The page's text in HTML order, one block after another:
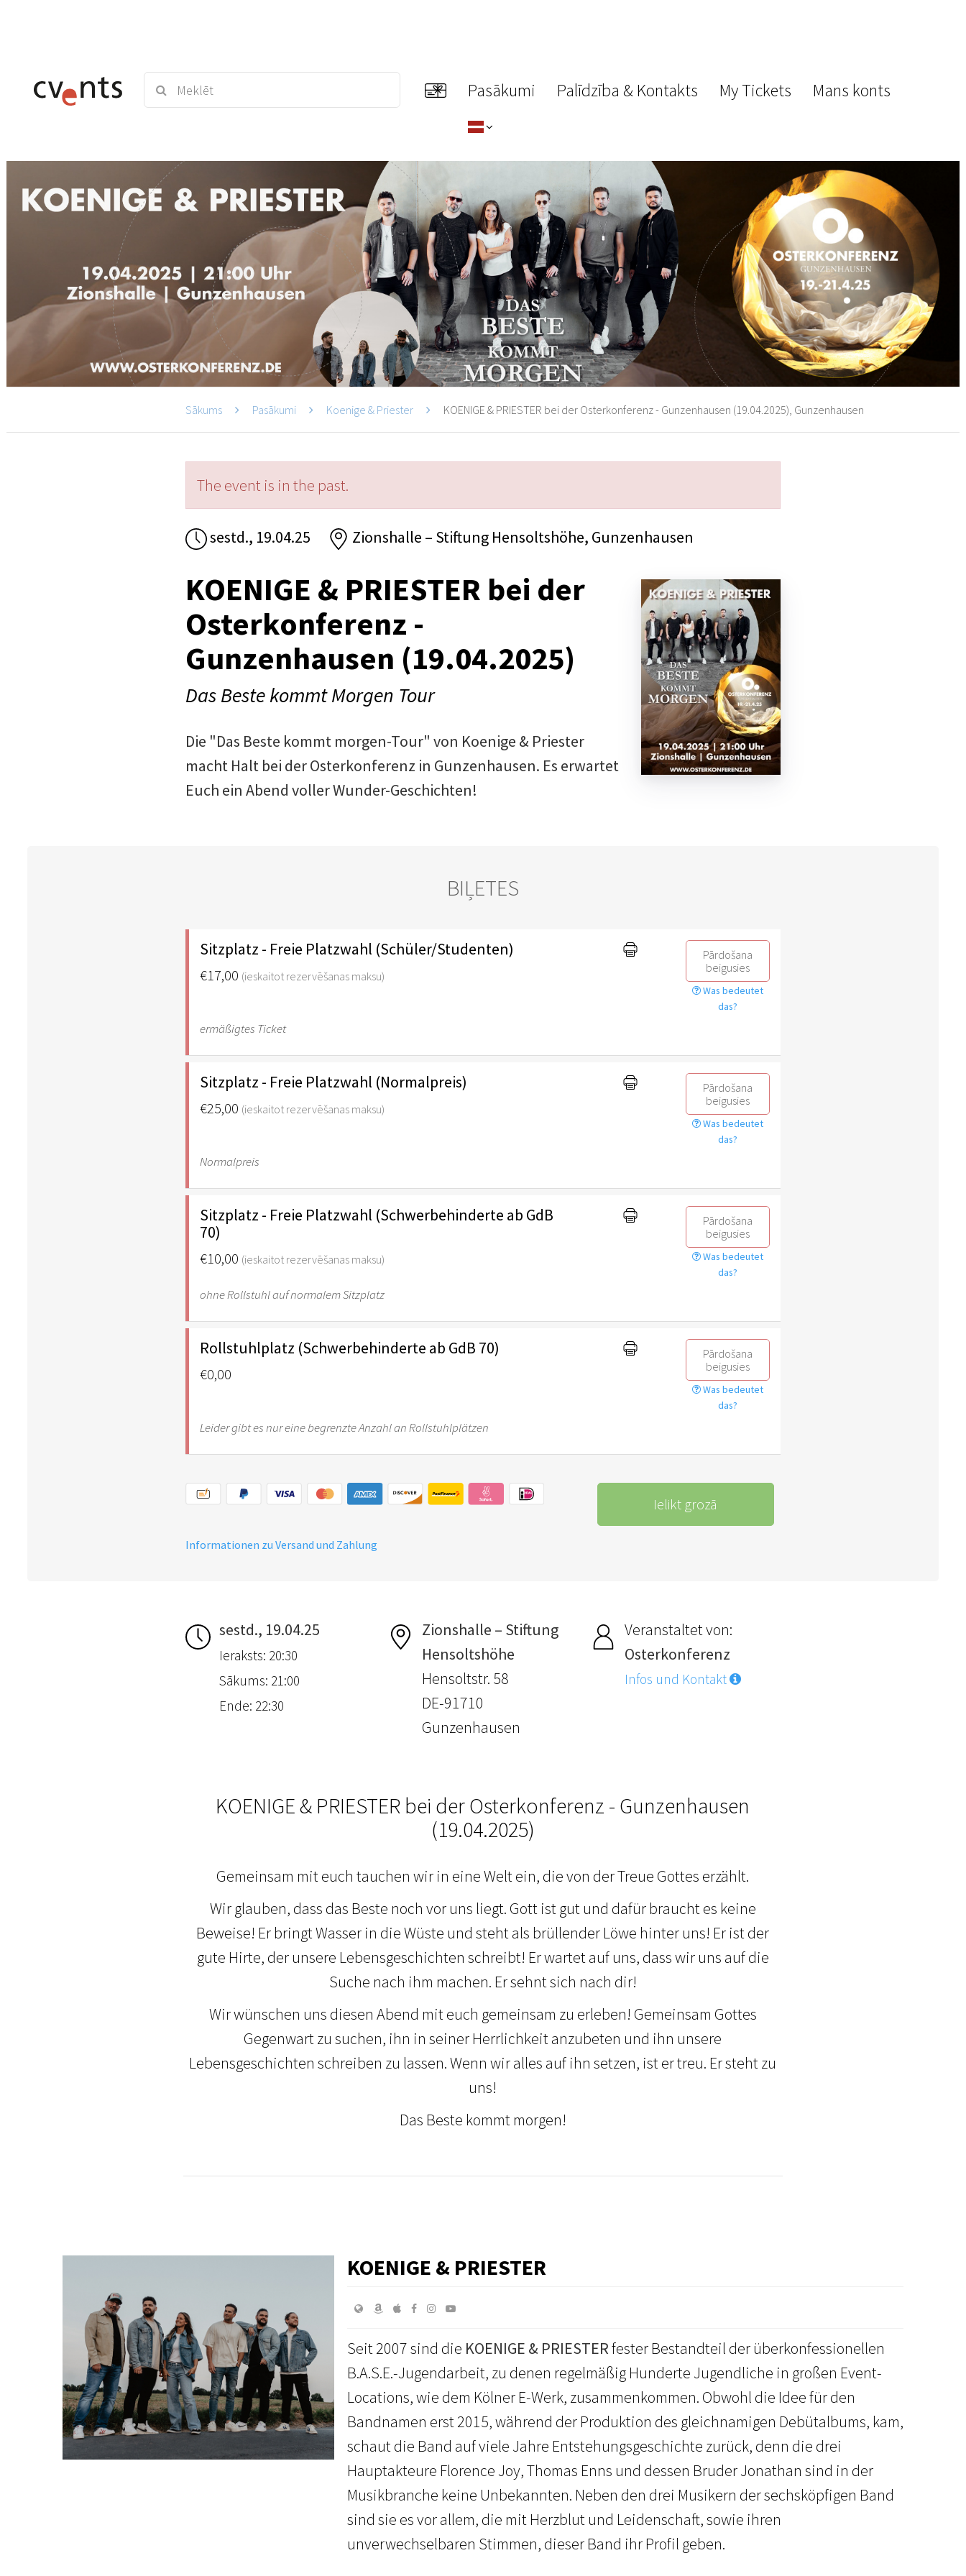
Pasākumi Palīdzība & Kontakts My Tickets Mans konts
Sākums Pasākumi Koenige & Priester KOENIGE & PRIESTER bei der Osterkonferenz - Gunzenhausen (19.04.2025), Gunzenhausen
The event is in the past.
sestd., 19.04.25 Zionshalle – Stiftung Hensoltshöhe, Gunzenhausen
KOENIGE & PRIESTER bei der
Osterkonferenz -
Gunzenhausen (19.04.2025)
Das Beste kommt Morgen Tour
Die "Das Beste kommt morgen-Tour" von Koenige & Priester
macht Halt bei der Osterkonferenz in Gunzenhausen. Es erwartet
Euch ein Abend voller Wunder-Geschichten!
BIĻETES
Sitzplatz - Freie Platzwahl (Schüler/Studenten)
€17,00 (ieskaitot rezervēšanas maksu)
Pārdošana
beigusies
Was bedeutet
das?
ermäßigtes Ticket
Sitzplatz - Freie Platzwahl (Normalpreis)
€25,00 (ieskaitot rezervēšanas maksu)
Pārdošana
beigusies
Was bedeutet
das?
Normalpreis
Sitzplatz - Freie Platzwahl (Schwerbehinderte ab GdB
70)
€10,00 (ieskaitot rezervēšanas maksu)
Pārdošana
beigusies
Was bedeutet
das?
ohne Rollstuhl auf normalem Sitzplatz
Rollstuhlplatz (Schwerbehinderte ab GdB 70)
€0,00
Pārdošana
beigusies
Was bedeutet
das?
Leider gibt es nur eine begrenzte Anzahl an Rollstuhlplätzen
Ielikt grozā
Informationen zu Versand und Zahlung
sestd., 19.04.25
Ieraksts: 20:30
Sākums: 21:00
Ende: 22:30
Zionshalle – Stiftung
Hensoltshöhe
Hensoltstr. 58
DE-91710
Gunzenhausen
Veranstaltet von:
Osterkonferenz
Infos und Kontakt
KOENIGE & PRIESTER bei der Osterkonferenz - Gunzenhausen
(19.04.2025)
Gemeinsam mit euch tauchen wir in eine Welt ein, die von der Treue Gottes erzählt.
Wir glauben, dass das Beste noch vor uns liegt. Gott ist gut und dafür braucht es keine
Beweise! Er bringt Wasser in die Wüste und steht als brüllender Löwe hinter uns! Er ist der
gute Hirte, der unsere Lebensgeschichten schreibt! Er wartet auf uns, dass wir uns auf die
Suche nach ihm machen. Er sehnt sich nach dir!
Wir wünschen uns diesen Abend mit euch gemeinsam zu erleben! Gemeinsam Gottes
Gegenwart zu suchen, ihn in seiner Herrlichkeit anzubeten und ihn unsere
Lebensgeschichten schreiben zu lassen. Wenn wir alles auf ihn setzen, ist er treu. Er steht zu
uns!
Das Beste kommt morgen!
KOENIGE & PRIESTER
Seit 2007 sind die KOENIGE & PRIESTERfester Bestandteil der überkonfessionellen
B.A.S.E.-Jugendarbeit, zu denen regelmäßig Hunderte Jugendliche in großen Event-
Locations, wie dem Kölner E-Werk, zusammenkommen. Obwohl die Idee für den
Bandnamen erst 2015, während der Produktion des gleichnamigen Debütalbums, kam,
schaut die Band auf viele Jahre Entstehungsgeschichte zurück, denn die drei
Hauptakteure Florence Joy, Thomas Enns und dessen Bruder Jonathan sind in der
Musikbranche keine Unbekannten. Neben den drei Musikern der sechsköpfigen Band
sind sie es vor allem, die mit Herzblut und Leidenschaft, sowie ihren
unverwechselbaren Stimmen, dieser Band ihr Profil geben.